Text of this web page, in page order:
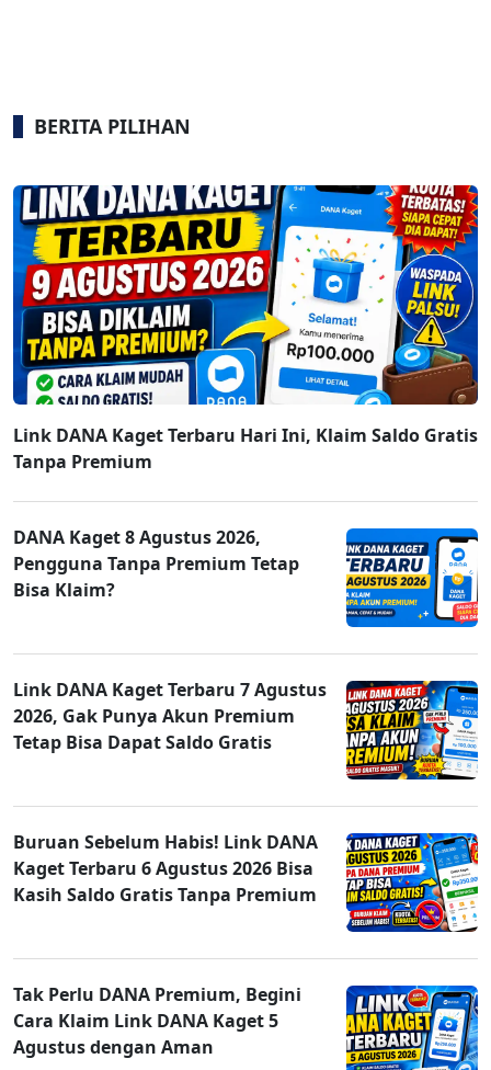
BERITA PILIHAN
Link DANA Kaget Terbaru Hari Ini, Klaim Saldo Gratis
Tanpa Premium
DANA Kaget 8 Agustus 2026,
Pengguna Tanpa Premium Tetap
Bisa Klaim?
Link DANA Kaget Terbaru 7 Agustus
2026, Gak Punya Akun Premium
Tetap Bisa Dapat Saldo Gratis
Buruan Sebelum Habis! Link DANA
Kaget Terbaru 6 Agustus 2026 Bisa
Kasih Saldo Gratis Tanpa Premium
Tak Perlu DANA Premium, Begini
Cara Klaim Link DANA Kaget 5
Agustus dengan Aman